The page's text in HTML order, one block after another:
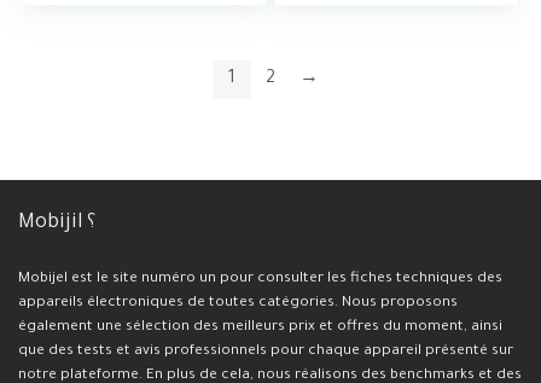
1 2 →
Mobijil ؟
Mobijel est le site numéro un pour consulter les fiches techniques des
appareils électroniques de toutes catégories. Nous proposons
également une sélection des meilleurs prix et offres du moment, ainsi
que des tests et avis professionnels pour chaque appareil présenté sur
notre plateforme. En plus de cela, nous réalisons des benchmarks et des